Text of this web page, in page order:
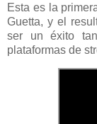
Esta es la
Guetta, y el
ser un éxito
plataformas de